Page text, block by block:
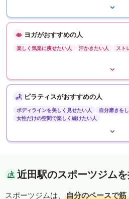
ヨガがおすすめの人
楽しく気楽に痩せたい人 汗かきたい人 スト
ピラティスがおすすめの人
ボディラインを美しく見せたい人
自分磨きを
女性だけの空間で楽しく続けたい人
近田駅のスポーツジム
スポーツジムは、
自分のペースで